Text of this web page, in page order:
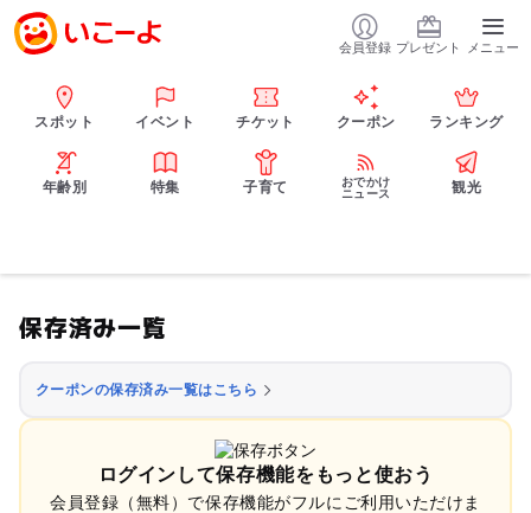
会員登録 プレゼント メニュー
スポット イベント チケット クーポン ランキング
年齢別 特集 子育て
おでかけ
ニュース
観光
保存済み一覧
クーポンの保存済み一覧はこちら
ログインして保存機能をもっと使おう
会員登録（無料）で保存機能がフルにご利用いただけま